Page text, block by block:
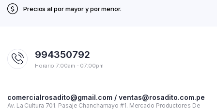
Precios al por mayor y por menor.
994350792
Horario 7:00am - 07:00pm
comercialrosadito@gmail.com / ventas@rosadito.com.pe
Av. La Cultura 701. Pasaje Chanchamayo #1. Mercado Productores De